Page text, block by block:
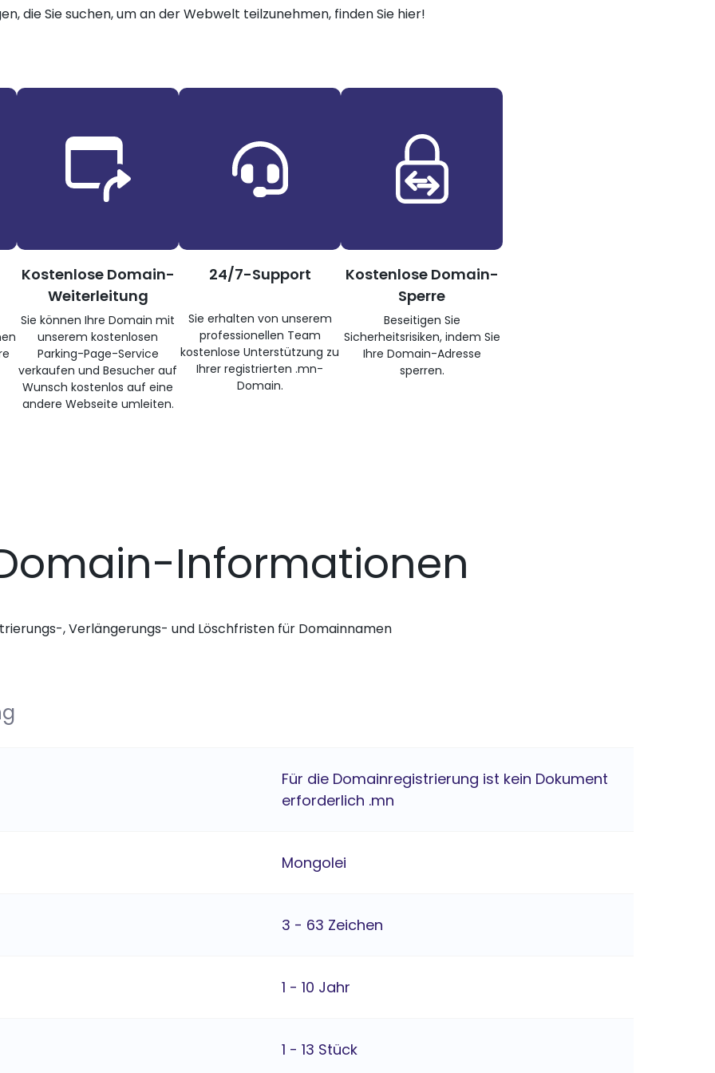
die Sie suchen, um an der Webwelt teilzunehmen, finden Sie hier!
Kostenlose Domain-
Weiterleitung
Sie können Ihre Domain mit
unserem kostenlosen
Parking-Page-Service
verkaufen und Besucher auf
Wunsch kostenlos auf eine
andere Webseite umleiten.
24/7-Support
Sie erhalten von unserem
professionellen Team
kostenlose Unterstützung zu
Ihrer registrierten .mn-
Domain.
Kostenlose Domain-
Sperre
Beseitigen Sie
Sicherheitsrisiken, indem Sie
Ihre Domain-Adresse
sperren.
Informationen
, Verlängerungs- und Löschfristen für Domainnamen
Für die Domainregistrierung ist kein Dokument
erforderlich .mn
Mongolei
3 - 63 Zeichen
1 - 10 Jahr
1 - 13 Stück